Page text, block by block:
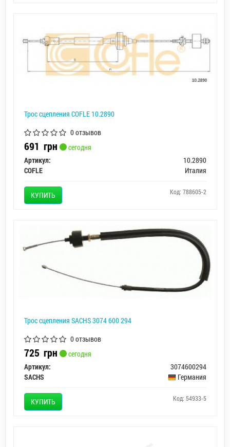
Трос сцепления COFLE 10.2890
0 отзывов
691 грн
сегодня
Артикул:
10.2890
COFLE
Италия
КУПИТЬ Код: 788605-2
Трос сцепления SACHS 3074 600 294
0 отзывов
725 грн
сегодня
Артикул:
3074600294
SACHS
Германия
КУПИТЬ Код: 54933-5